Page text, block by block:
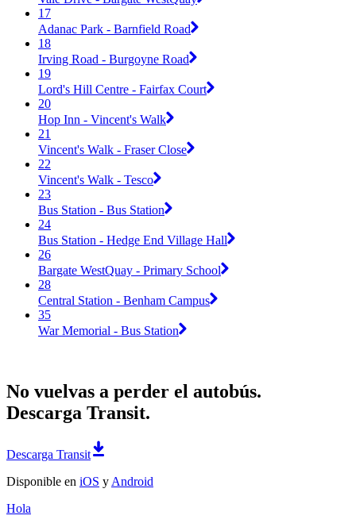
17
Adanac Park - Barnfield Road
18
Irving Road - Burgoyne Road
19
Lord's Hill Centre - Fairfax Court
20
Hop Inn - Vincent's Walk
21
Vincent's Walk - Fraser Close
22
Vincent's Walk - Tesco
23
Bus Station - Bus Station
24
Bus Station - Hedge End Village Hall
26
Bargate WestQuay - Primary School
28
Central Station - Benham Campus
35
War Memorial - Bus Station
No vuelvas a perder el autobús.
Descarga Transit.
Descarga Transit
Disponible en iOS y Android
Hola